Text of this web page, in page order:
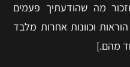
מה שהודעתיך פעמים
וכוונות אחרות מלבד
מהם.]